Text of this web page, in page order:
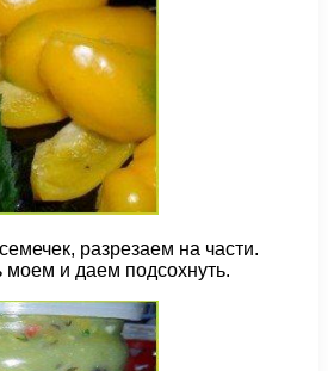
разрезаем на части.
моем и даем подсохнуть.